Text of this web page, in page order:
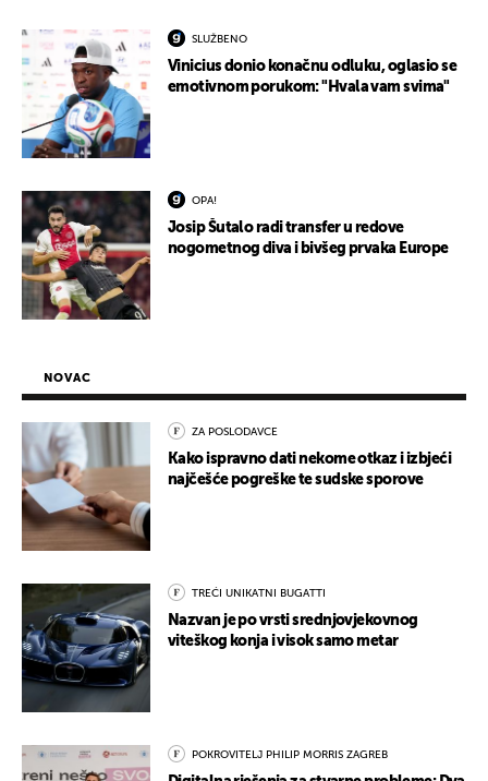
SLUŽBENO
Vinicius donio konačnu odluku, oglasio se
emotivnom porukom: "Hvala vam svima"
OPA!
Josip Šutalo radi transfer u redove
nogometnog diva i bivšeg prvaka Europe
NOVAC
ZA POSLODAVCE
Kako ispravno dati nekome otkaz i izbjeći
najčešće pogreške te sudske sporove
TREĆI UNIKATNI BUGATTI
Nazvan je po vrsti srednjovjekovnog
viteškog konja i visok samo metar
POKROVITELJ PHILIP MORRIS ZAGREB